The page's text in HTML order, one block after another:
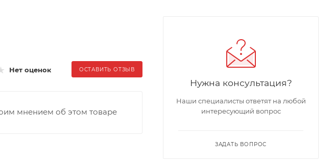
Нет оценок ОСТАВИТЬ ОТЗЫВ
мнением об этом товаре
Нужна консультация?
Наши специалисты ответят на любой
интересующий вопрос
ЗАДАТЬ ВОПРОС